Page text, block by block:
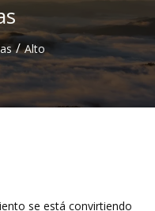
/ Alto
se está convirtiendo